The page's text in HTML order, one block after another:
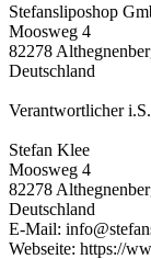
Stefansliposhop
Moosweg 4
82278
Deutschland
Verantwortlicher
Stefan Klee
Moosweg 4
82278
Deutschland
E-Mail:
Webseite: https://